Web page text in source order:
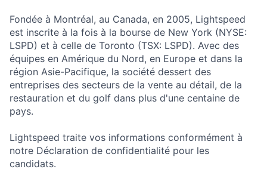
Fondée à Montréal, au Canada, en 2005, Lightspeed
est inscrite à la fois à la bourse de New York (NYSE:
LSPD) et à celle de Toronto (TSX: LSPD). Avec des
équipes en Amérique du Nord, en Europe et dans la
région Asie-Pacifique, la société dessert des
entreprises des secteurs de la vente au détail, de la
restauration et du golf dans plus d'une centaine de
pays.
Lightspeed traite vos informations conformément à
notre Déclaration de confidentialité pour les
candidats.